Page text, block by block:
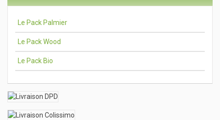
Le Pack Palmier
Le Pack Wood
Le Pack Bio